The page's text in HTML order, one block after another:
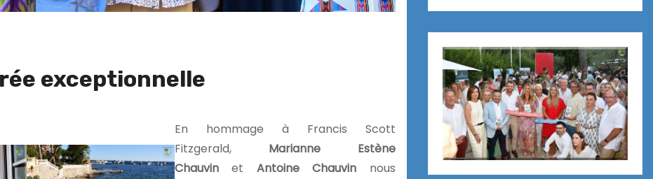
exceptionnelle
En hommage à Francis Scott
Fitzgerald, Marianne Estène
Chauvinet Antoine Chauvin nous